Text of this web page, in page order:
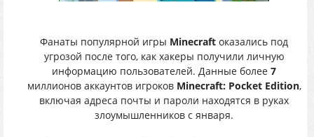
Фанаты популярной игры Minecraft оказались под
угрозой после того, как хакеры получили личную
информацию пользователей. Данные более 7
миллионов аккаунтов игроков Minecraft: Pocket Edition,
включая адреса почты и пароли находятся в руках
злоумышленников с января.